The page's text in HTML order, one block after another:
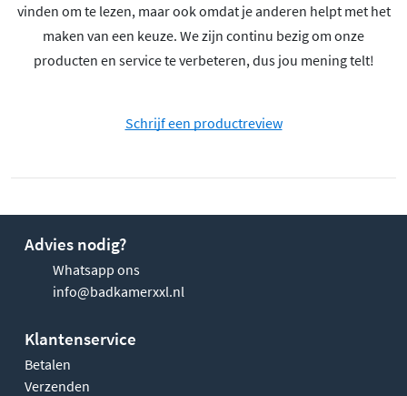
vinden om te lezen, maar ook omdat je anderen helpt met het
maken van een keuze. We zijn continu bezig om onze
producten en service te verbeteren, dus jou mening telt!
Schrijf een productreview
Advies nodig?
Whatsapp ons
info@badkamerxxl.nl
Klantenservice
Betalen
Verzenden